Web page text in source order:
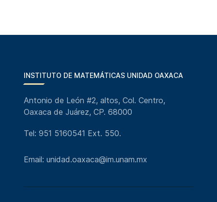
INSTITUTO DE MATEMÁTICAS UNIDAD OAXACA
Antonio de León #2, altos, Col. Centro,
Oaxaca de Juárez, CP. 68000
Tel: 951 5160541 Ext. 550.
Email: unidad.oaxaca@im.unam.mx